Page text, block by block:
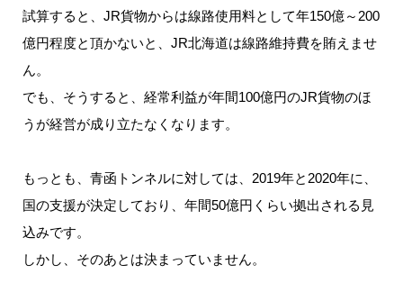
試算すると、JR貨物からは線路使用料として年150億～200
億円程度と頂かないと、JR北海道は線路維持費を賄えませ
ん。
でも、そうすると、経常利益が年間100億円のJR貨物のほ
うが経営が成り立たなくなります。
もっとも、青函トンネルに対しては、2019年と2020年に、
国の支援が決定しており、年間50億円くらい拠出される見
込みです。
しかし、そのあとは決まっていません。